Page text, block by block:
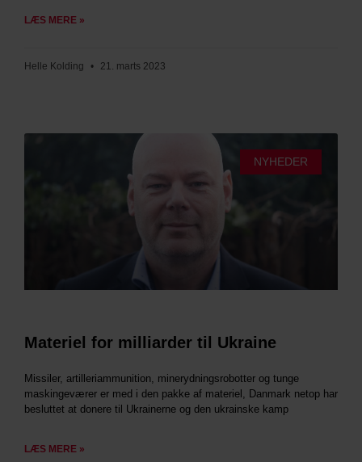
LÆS MERE »
Helle Kolding 21. marts 2023
NYHEDER
Materiel for milliarder til Ukraine
Missiler, artilleriammunition, minerydningsrobotter og tunge
maskingeværer er med i den pakke af materiel, Danmark netop har
besluttet at donere til Ukrainerne og den ukrainske kamp
LÆS MERE »